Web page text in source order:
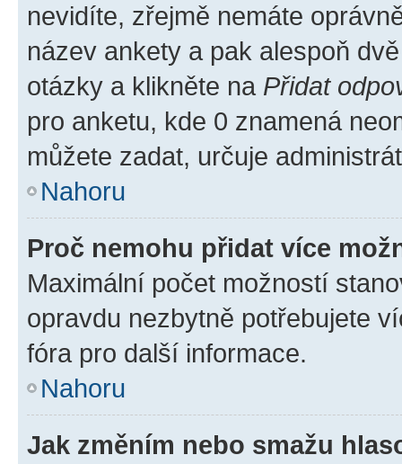
nevidíte, zřejmě nemáte
název ankety a pak alespoň
otázky a klikněte na Přidat
pro anketu, kde 0 znamená
můžete zadat, určuje
Nahoru
Proč nemohu přidat více
Maximální počet možností
opravdu nezbytně potřebujete
fóra pro další informace.
Nahoru
Jak změním nebo smažu